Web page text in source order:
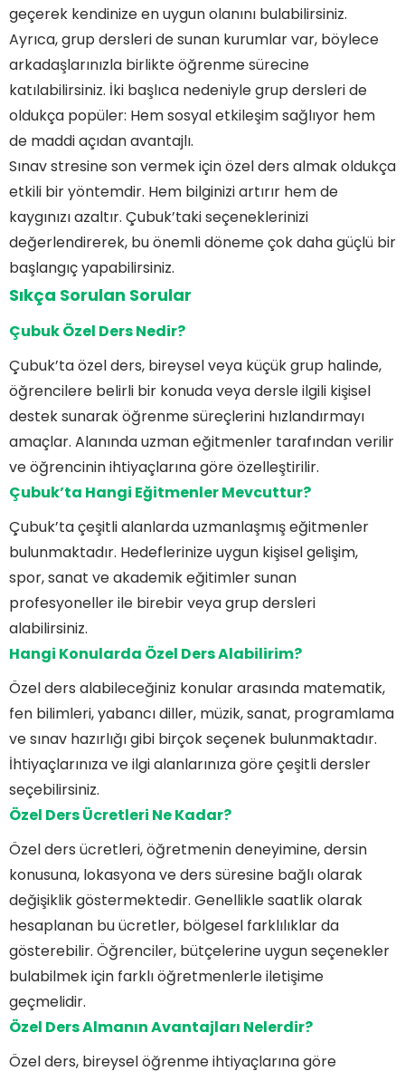
geçerek kendinize en uygun olanını bulabilirsiniz.
Ayrıca, grup dersleri de sunan kurumlar var, böylece
arkadaşlarınızla birlikte öğrenme sürecine
katılabilirsiniz. İki başlıca nedeniyle grup dersleri de
oldukça popüler: Hem sosyal etkileşim sağlıyor hem
de maddi açıdan avantajlı.
Sınav stresine son vermek için özel ders almak oldukça
etkili bir yöntemdir. Hem bilginizi artırır hem de
kaygınızı azaltır. Çubuk’taki seçeneklerinizi
değerlendirerek, bu önemli döneme çok daha güçlü bir
başlangıç yapabilirsiniz.
Sıkça Sorulan Sorular
Çubuk Özel Ders Nedir?
Çubuk’ta özel ders, bireysel veya küçük grup halinde,
öğrencilere belirli bir konuda veya dersle ilgili kişisel
destek sunarak öğrenme süreçlerini hızlandırmayı
amaçlar. Alanında uzman eğitmenler tarafından verilir
ve öğrencinin ihtiyaçlarına göre özelleştirilir.
Çubuk’ta Hangi Eğitmenler Mevcuttur?
Çubuk’ta çeşitli alanlarda uzmanlaşmış eğitmenler
bulunmaktadır. Hedeflerinize uygun kişisel gelişim,
spor, sanat ve akademik eğitimler sunan
profesyoneller ile birebir veya grup dersleri
alabilirsiniz.
Hangi Konularda Özel Ders Alabilirim?
Özel ders alabileceğiniz konular arasında matematik,
fen bilimleri, yabancı diller, müzik, sanat, programlama
ve sınav hazırlığı gibi birçok seçenek bulunmaktadır.
İhtiyaçlarınıza ve ilgi alanlarınıza göre çeşitli dersler
seçebilirsiniz.
Özel Ders Ücretleri Ne Kadar?
Özel ders ücretleri, öğretmenin deneyimine, dersin
konusuna, lokasyona ve ders süresine bağlı olarak
değişiklik göstermektedir. Genellikle saatlik olarak
hesaplanan bu ücretler, bölgesel farklılıklar da
gösterebilir. Öğrenciler, bütçelerine uygun seçenekler
bulabilmek için farklı öğretmenlerle iletişime
geçmelidir.
Özel Ders Almanın Avantajları Nelerdir?
Özel ders, bireysel öğrenme ihtiyaçlarına göre